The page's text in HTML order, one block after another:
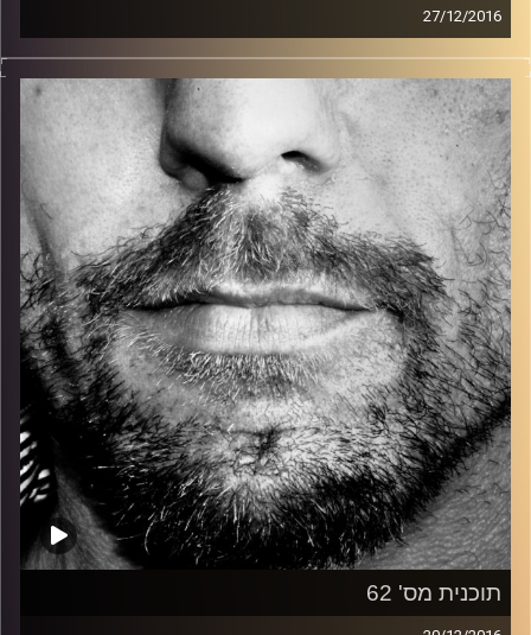
27/12/2016
זיפים, מוזיקה מחוספסת של הופעות חיות. הרבה ג'אם, רוק,
בלוז, bluegrass, ג'אז, Fאנק, פרוגרסיב ואפילו אלקטרוניקה.
כל מה שחי, אמיתי ונושם.
עם שמוליק רגב.
קרדיט תמונות: David Goehring
תוכנית מס' 62